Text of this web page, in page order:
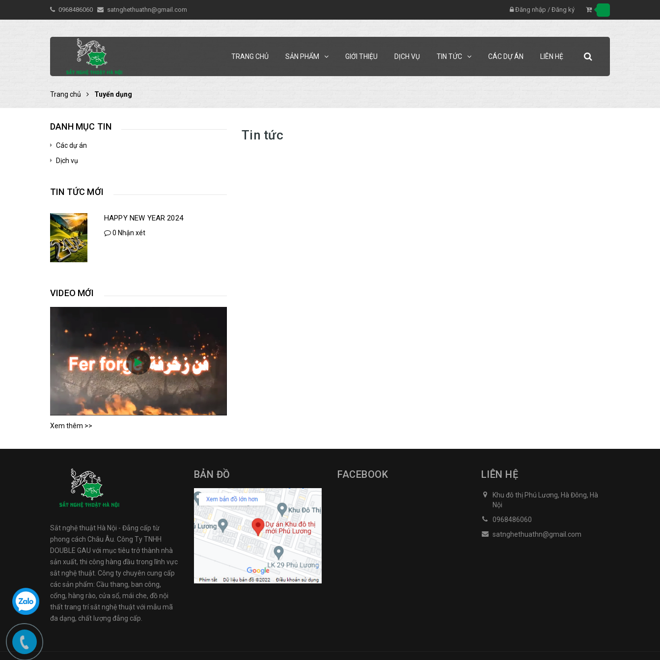
0968486060 satnghethuathn@gmail.com Đăng nhập / Đăng ký
TRANG CHỦ SẢN PHẨM GIỚI THIỆU DỊCH VỤ TIN TỨC CÁC DỰ ÁN LIÊN HỆ
Trang chủ Tuyển dụng
Tin tức
DANH MỤC TIN
Các dự án
Dịch vụ
TIN TỨC MỚI
HAPPY NEW YEAR 2024
0 Nhận xét
VIDEO MỚI
Xem thêm >>
Sắt nghệ thuật Hà Nội - Đẳng cấp từ
phong cách Châu Âu. Công Ty TNHH
DOUBLE GAU với mục tiêu trở thành nhà
sản xuất, thi công hàng đầu trong lĩnh vực
sắt nghệ thuật. Công ty chuyên cung cấp
các sản phẩm: Cầu thang, ban công,
cổng, hàng rào, cửa sổ, mái che, đồ nội
thất trang trí sắt nghệ thuật với mẫu mã
đa dạng, chất lượng đẳng cấp.
BẢN ĐỒ FACEBOOK LIÊN HỆ
Khu đô thị Phú Lương, Hà Đông, Hà
Nội
0968486060
satnghethuathn@gmail.com